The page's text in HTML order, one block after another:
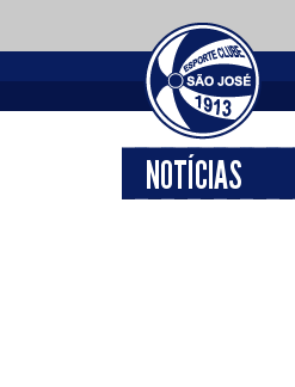
NOTÍCIAS